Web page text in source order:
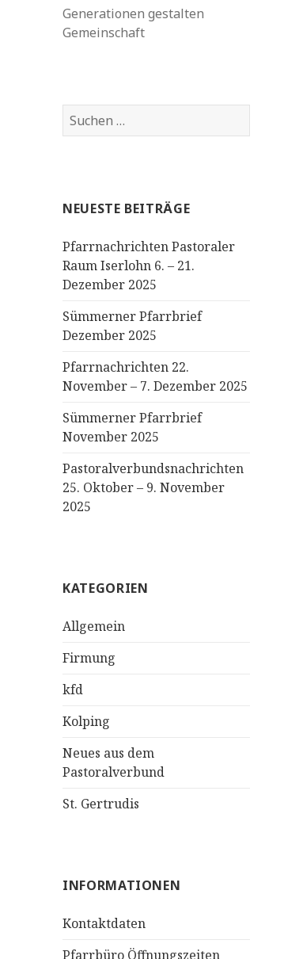
Generationen gestalten
Gemeinschaft
Suchen
nach:
NEUESTE BEITRÄGE
Pfarrnachrichten Pastoraler
Raum Iserlohn 6. – 21.
Dezember 2025
Sümmerner Pfarrbrief
Dezember 2025
Pfarrnachrichten 22.
November – 7. Dezember 2025
Sümmerner Pfarrbrief
November 2025
Pastoralverbundsnachrichten
25. Oktober – 9. November
2025
KATEGORIEN
Allgemein
Firmung
kfd
Kolping
Neues aus dem
Pastoralverbund
St. Gertrudis
INFORMATIONEN
Kontaktdaten
Pfarrbüro Öffnungszeiten